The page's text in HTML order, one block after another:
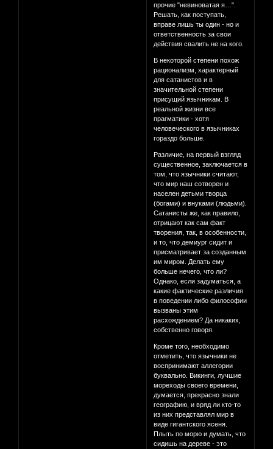
прочие "невиноватая я…".
Решать, как поступать,
вправе лишь ты один - но и
ответственность за свои
действия свалить не на кого.
В некоторой степени похож
рационализм, характерный
для сатанистов и в
значительной степени
присущий язычникам. В
реальной жизни все
прагматики - хотя
человеческого в язычниках
гораздо больше.
Различие, на первый взгляд
существенное, заключается в
том, что язычники считают,
что мир наш сотворен и
населен детьми творца
(богами) и внуками (людьми).
Сатанисты же, как правило,
отрицают как сам факт
творения, так, в особенности,
и то, что демиург сидит и
присматривает за созданным
им миром. Делать ему
больше нечего, что ли?
Однако, если задуматься, а
какие фактические различия
в поведении либо философии
вызваны этим
расхождением? Да никаких,
собственно говоря.
Кроме того, необходимо
отметить, что язычники не
воспринимают аллегории
буквально. Викинги, лучшие
мореходы своего времени,
думается, прекрасно знали
географию, и вряд ли кто-то
из них представлял мир в
виде гигантского ясеня.
Плыть по морю и думать, что
сидишь на дереве - это